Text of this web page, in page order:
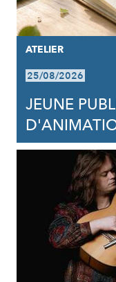
ATELIER
25/08/2026
JEUNE